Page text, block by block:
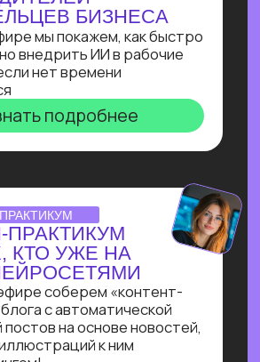
ХАЙП
В САМУЮ
В 2025?
и мы готовы
данными
ИИ-
ИИ-
салона красоты